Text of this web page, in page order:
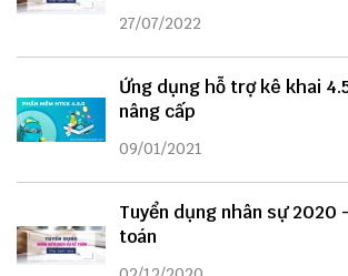
27/07/2022
Ứng dụng hỗ trợ kê khai
nâng cấp
09/01/2021
Tuyển dụng nhân sự 2020
toán